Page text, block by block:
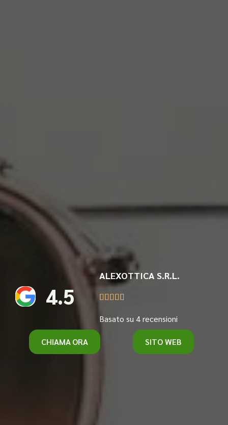
4.5
ALEXOTTICA S.R.L.
    
Basato su 4 recensioni
CHIAMA ORA SITO WEB